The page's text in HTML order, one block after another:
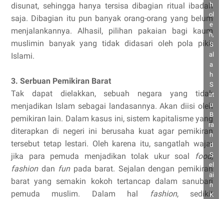
disunat, sehingga hanya tersisa dibagian ritual ibadah
saja. Dibagian itu pun banyak orang-orang yang belum
menjalankannya. Alhasil, pilihan pakaian bagi kaum
muslimin banyak yang tidak didasari oleh pola pikir
Islami.
3. Serbuan Pemikiran Barat
Tak dapat dielakkan, sebuah negara yang tidak
menjadikan Islam sebagai landasannya. Akan diisi oleh
pemikiran lain. Dalam kasus ini, sistem kapitalisme yang
diterapkan di negeri ini berusaha kuat agar pemikiran
tersebut tetap lestari. Oleh karena itu, sangatlah wajar
jika para pemuda menjadikan tolak ukur soal
food,
fashiondan funpada barat. Sejalan dengan pemikiran
barat yang semakin kokoh tertancap dalam sanubari
pemuda muslim. Dalam hal
fashion, sedikit
h
ol
e
h,
S
al
a
h
S
at
u
B
ra
n
d
S
el
ai
n
K